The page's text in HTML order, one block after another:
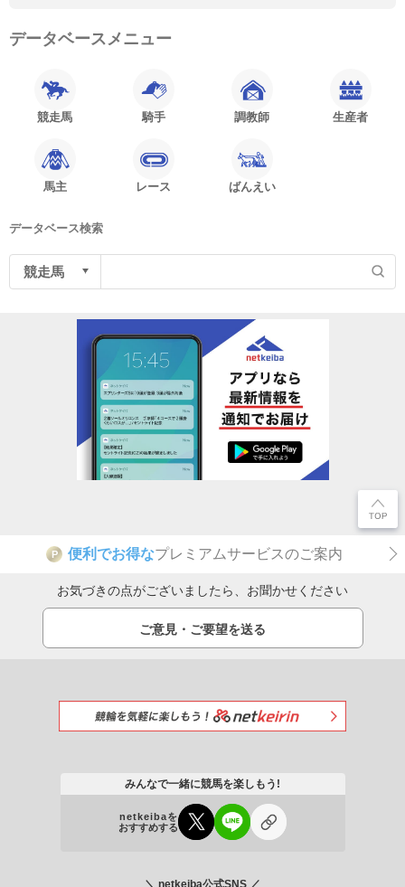
データベースメニュー
競走馬 騎手 調教師 生産者
馬主 レース ばんえい
データベース検索
P 便利でお得なプレミアムサービスのご案内
お気づきの点がございましたら、お聞かせください
ご意見・ご要望を送る
みんなで一緒に競馬を楽しもう!
netkeibaを
おすすめする
＼ netkeiba公式SNS ／